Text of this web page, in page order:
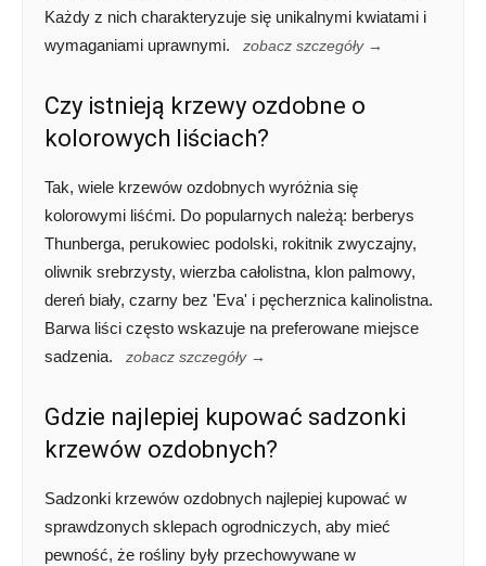
Każdy z nich charakteryzuje się unikalnymi kwiatami i
wymaganiami uprawnymi.
zobacz szczegóły →
Czy istnieją krzewy ozdobne o
kolorowych liściach?
Tak, wiele krzewów ozdobnych wyróżnia się
kolorowymi liśćmi. Do popularnych należą: berberys
Thunberga, perukowiec podolski, rokitnik zwyczajny,
oliwnik srebrzysty, wierzba całolistna, klon palmowy,
dereń biały, czarny bez 'Eva' i pęcherznica kalinolistna.
Barwa liści często wskazuje na preferowane miejsce
sadzenia.
zobacz szczegóły →
Gdzie najlepiej kupować sadzonki
krzewów ozdobnych?
Sadzonki krzewów ozdobnych najlepiej kupować w
sprawdzonych sklepach ogrodniczych, aby mieć
pewność, że rośliny były przechowywane w